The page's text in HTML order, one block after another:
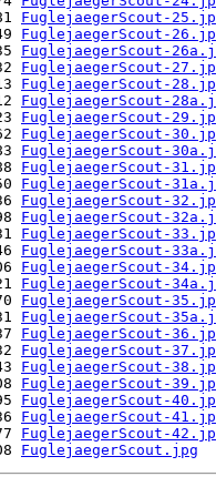
FuglejaegerScout-
FuglejaegerScout-
FuglejaegerScout-
FuglejaegerScout-
FuglejaegerScout-
FuglejaegerScout-
FuglejaegerScout-
FuglejaegerScout-
FuglejaegerScout-
FuglejaegerScout-
FuglejaegerScout-
FuglejaegerScout-
FuglejaegerScout-
FuglejaegerScout-
FuglejaegerScout-
FuglejaegerScout-
FuglejaegerScout-
FuglejaegerScout-
FuglejaegerScout-
FuglejaegerScout-
FuglejaegerScout-
FuglejaegerScout-
FuglejaegerScout-
FuglejaegerScout-
FuglejaegerScout-
FuglejaegerScout-
FuglejaegerScout.jpg